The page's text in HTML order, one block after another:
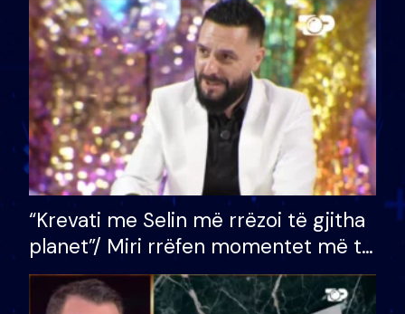
divorci apo jo?
“Krevati me Selin më rrëzoi të gjitha
planet”/ Miri rrëfen momentet më të
bukura në shtëpinë e BB VIP: Do më
mungojë zilja e mëngjesit kur…